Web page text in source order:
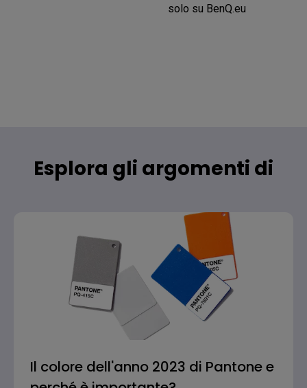
solo su BenQ.eu
Esplora gli argomenti di
Il colore dell'anno 2023 di Pantone e